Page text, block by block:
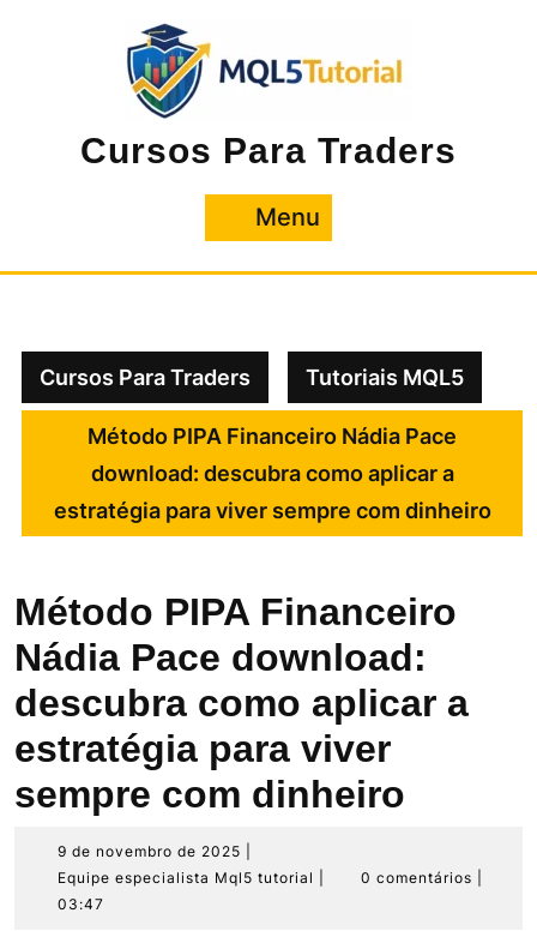
Cursos Para Traders
Menu
Cursos Para Traders Tutoriais MQL5
Método PIPA Financeiro Nádia Pace
download: descubra como aplicar a
estratégia para viver sempre com dinheiro
Método PIPA Financeiro
Nádia Pace download:
descubra como aplicar a
estratégia para viver
sempre com dinheiro
9 de novembro de 2025
de
Equipe especialista Mql5 tutorial
Equipe0 comentários
03:47